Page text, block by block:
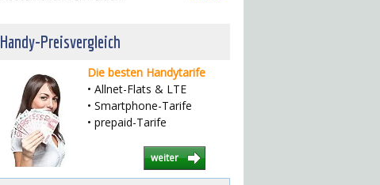
Handy-Preisvergleich
Die besten Handytarife
• Allnet-Flats & LTE
• Smartphone-Tarife
• prepaid-Tarife
weiter